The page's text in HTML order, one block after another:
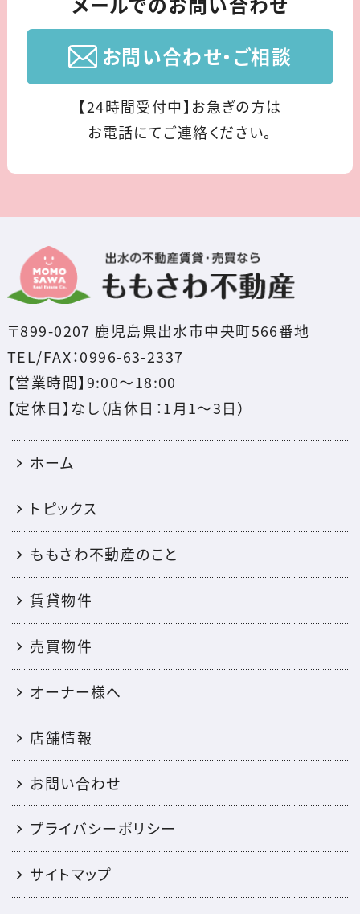
お問い合わせ・ご相談
【24時間受付中】お急ぎの方は
お電話にてご連絡ください。
〒899-0207 鹿児島県出水市中央町566番地
TEL/FAX：0996-63-2337
【営業時間】9:00～18:00
【定休日】なし（店休日：1月1〜3日）
ホーム
トピックス
ももさわ不動産のこと
賃貸物件
売買物件
オーナー様へ
店舗情報
お問い合わせ
プライバシーポリシー
サイトマップ